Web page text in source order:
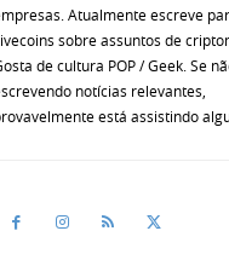
Atualmente escreve
sobre assuntos de
de cultura POP / Geek. Se
notícias relevantes,
está assistindo